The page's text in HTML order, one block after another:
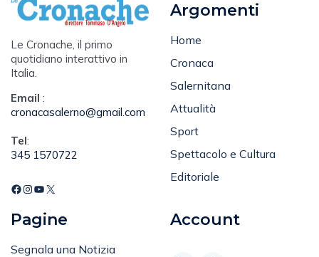
Le Cronache, il primo
quotidiano interattivo in
Italia.
Email :
cronacasalerno@gmail.com
Tel:
345 1570722
Argomenti
Home
Cronaca
Salernitana
Attualità
Sport
Spettacolo e Cultura
Editoriale
Pagine
Segnala una Notizia
Account